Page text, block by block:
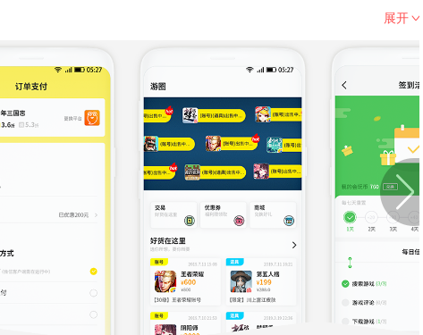
里下载进去
的游戏免费下载平台。会玩手游平台汇集来自国内外最火、最经
还有众多游戏活动可以免费领取游戏礼包！
手机游戏上的朋友提供了一个更加方便的手游盒子软件，软件内
戏充值还给予超多折扣，让你体验不一样的氪金快感，还有游戏
过啦。
展开